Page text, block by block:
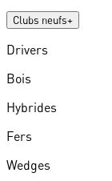
Clubs neufs+
Drivers
Bois
Hybrides
Fers
Wedges